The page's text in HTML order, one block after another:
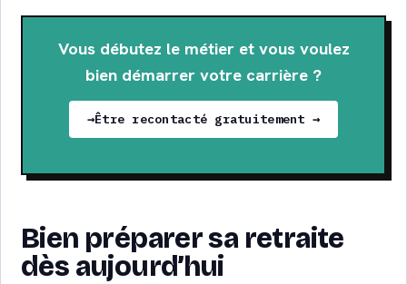
Vous débutez le métier et vous voulez
bien démarrer votre carrière ?
Être recontacté gratuitement →
Bien préparer sa retraite
dès aujourd’hui